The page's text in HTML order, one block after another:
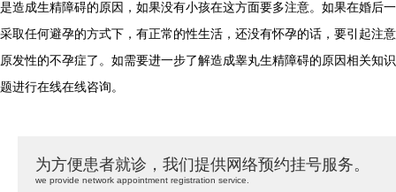
是造成生精障碍的原因，如果没有小孩在这方面要多注意。如果在婚后
采取任何避孕的方式下，有正常的性生活，还没有怀孕的话，要引起注
原发性的不孕症了。如需要进一步了解造成睾丸生精障碍的原因相关知
题进行在线在线咨询。
为方便患者就诊，我们提供网络预约挂号服务。
we provide network appointment registration service.